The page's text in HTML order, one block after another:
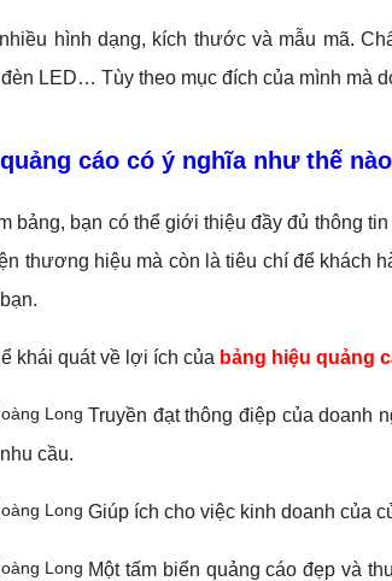
hình dạng, kích thước và mẫu mã.
LED… Tùy theo mục đích của mình mà
cáo có ý nghĩa như thế
bảng, bạn có thể giới thiệu đầy đủ thông
thương hiệu mà còn là tiêu chí để khách
khái quát về lợi ích của bảng hiệu quảng
Truyền đạt thông điệp của doanh
cầu.
Giúp ích cho việc kinh doanh của
Một tấm biển quảng cáo đẹp và